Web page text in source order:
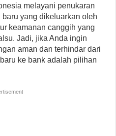
melayani penukaran
yang dikeluarkan oleh
keamanan canggih yang
Jadi, jika Anda ingin
aman dan terhindar dari
ke bank adalah pilihan